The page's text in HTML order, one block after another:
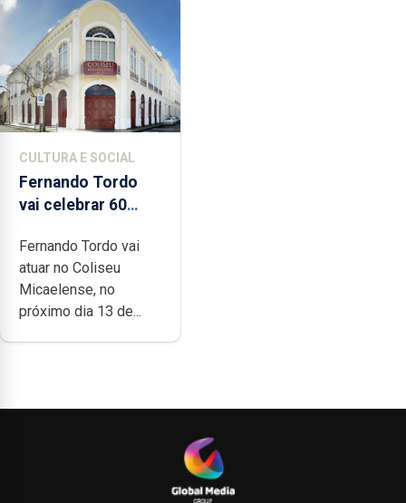
CULTURA E SOCIAL
Fernando Tordo
vai celebrar 60
Coliseu
Micaelense
Fernando Tordo vai
atuar no Coliseu
Micaelense, no
próximo dia 13 de...